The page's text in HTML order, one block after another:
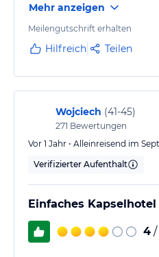
Mehr anzeigen
Meilengutschrift erhalten
Hilfreich Teilen
Wojciech (41-45)
271 Bewertungen
Vor 1 Jahr • Alleinreisend im
Verifizierter Aufenthalt
Einfaches Kapselhotel
4 /